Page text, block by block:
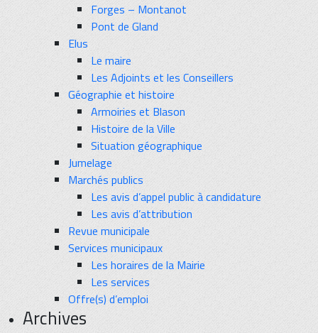
Forges – Montanot
Pont de Gland
Elus
Le maire
Les Adjoints et les Conseillers
Géographie et histoire
Armoiries et Blason
Histoire de la Ville
Situation géographique
Jumelage
Marchés publics
Les avis d’appel public à candidature
Les avis d’attribution
Revue municipale
Services municipaux
Les horaires de la Mairie
Les services
Offre(s) d’emploi
Archives